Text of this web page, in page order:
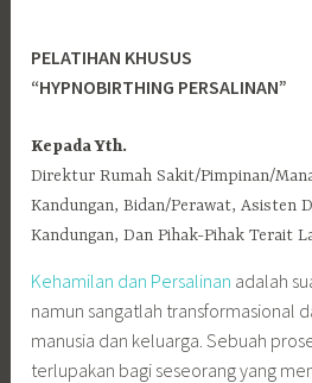
PELATIHAN KHUSUS
“HYPNOBIRTHING PERSALINAN”
Kepada Yth.
Direktur Rumah Sakit/Pimpinan/
Kandungan, Bidan/Perawat, Asisten
Kandungan, Dan Pihak-Pihak Terait
Kehamilan dan Persalinan adalah
namun sangatlah transformasional
manusia dan keluarga. Sebuah
terlupakan bagi seseorang yang